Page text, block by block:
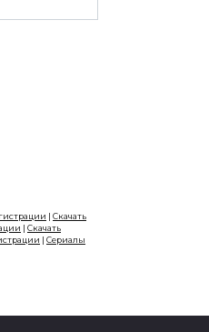
| Скачать
| Скачать
| Сериалы